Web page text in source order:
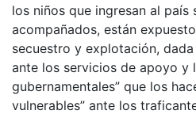
los niños que ingresan al país
acompañados, están
secuestro y explotación,
ante los servicios de apoyo y
gubernamentales” que los
vulnerables” ante los